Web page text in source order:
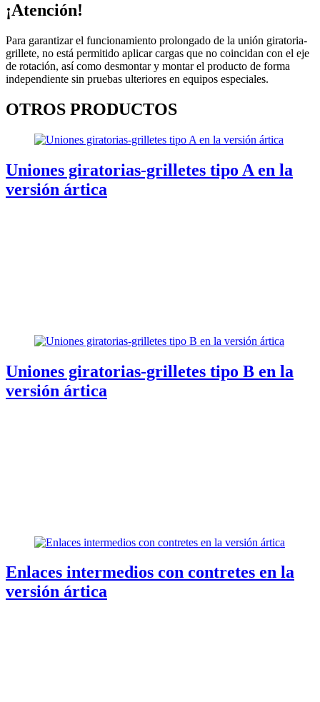
¡Atención!
Para garantizar el funcionamiento prolongado de la unión giratoria-
grillete, no está permitido aplicar cargas que no coincidan con el eje
de rotación, así como desmontar y montar el producto de forma
independiente sin pruebas ulteriores en equipos especiales.
OTROS PRODUCTOS
Uniones giratorias-grilletes tipo A en la
versión ártica
Uniones giratorias-grilletes tipo B en la
versión ártica
Enlaces intermedios con contretes en la
versión ártica